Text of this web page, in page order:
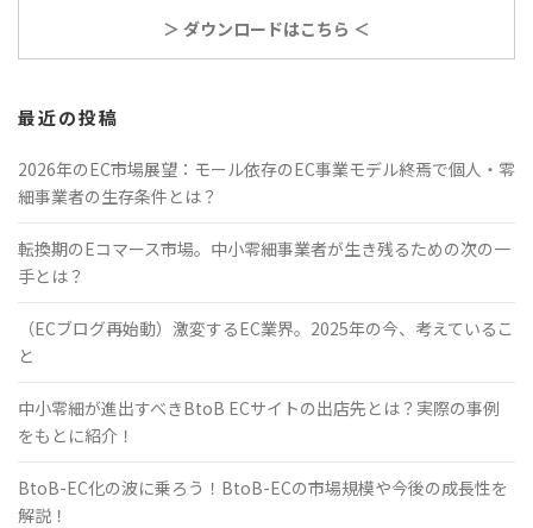
＞ ダウンロードはこちら ＜
最近の投稿
2026年のEC市場展望：モール依存のEC事業モデル終焉で個人・零
細事業者の生存条件とは？
転換期のEコマース市場。中小零細事業者が生き残るための次の一
手とは？
（ECブログ再始動）激変するEC業界。2025年の今、考えているこ
と
中小零細が進出すべきBtoB ECサイトの出店先とは？実際の事例
をもとに紹介！
BtoB-EC化の波に乗ろう！BtoB-ECの市場規模や今後の成長性を
解説！